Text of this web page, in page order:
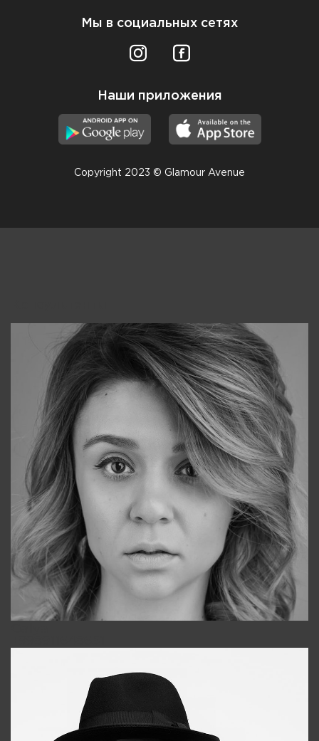
Мы в социальных сетях
Наши приложения
Copyright 2023 © Glamour Avenue